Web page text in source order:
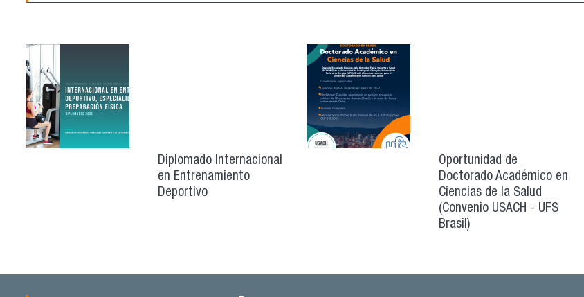
Diplomado Internacional
en Entrenamiento
Deportivo
Oportunidad de
Doctorado Académico en
Ciencias de la Salud
(Convenio USACH - UFS
Brasil)